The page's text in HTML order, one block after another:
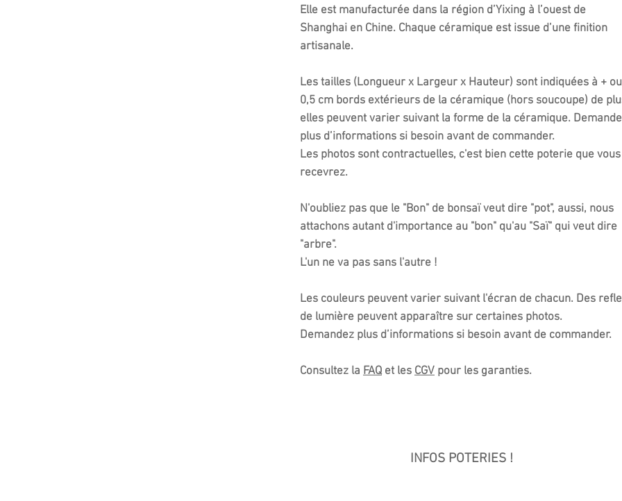
Elle est manufacturée dans la région d’Yixing à l’ouest de
Shanghai en Chine. Chaque céramique est issue d’une finition
artisanale.
Les tailles (Longueur x Largeur x Hauteur) sont indiquées à +
0,5 cm bords extérieurs de la céramique (hors soucoupe) de
elles peuvent varier suivant la forme de la céramique.
plus d’informations si besoin avant de commander.
Les photos sont contractuelles, c'est bien cette poterie que vous
recevrez.
N'oubliez pas que le "Bon" de bonsaï veut dire "pot", aussi, nous
attachons autant d'importance au "bon" qu'au "Saï" qui veut dire
"arbre".
L'un ne va pas sans l'autre !​
Les couleurs peuvent varier suivant l'écran de chacun. Des
de lumière peuvent apparaître sur certaines photos.
Demandez plus d’informations si besoin avant de commander.
Consultez la FAQet les CGV pour les garanties.
INFOS POTERIES !